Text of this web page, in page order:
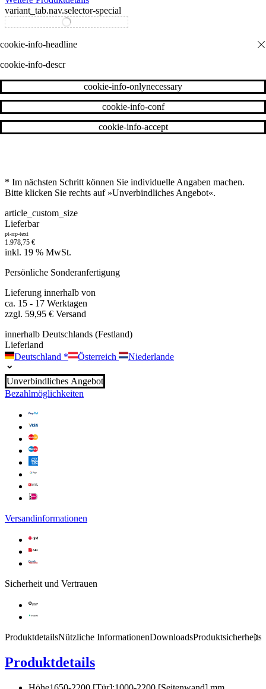
variant_tab.nav.selector-special
variant_tab.nav.selector-standard
* Im nächsten Schritt können Sie individuelle Angaben machen.
Bitte klicken Sie rechts auf »Unverbindliches Angebot«.
article_custom_size
Lieferbar
pt-rrp-text
1.978,75 €
inkl. 19 % MwSt.
Persönliche Sonderanfertigung
Lieferung innerhalb von
ca. 15 - 17 Werktagen
zzgl. 59,95 € Versand
innerhalb Deutschlands (Festland)
Lieferland
Deutschland * Österreich Niederlande
Unverbindliches Angebot
Bezahlmöglichkeiten
Versandinformationen
Sicherheit und Vertrauen
Produktdetails
Produktdetails
Nützliche InformationenDownloads
cookie-info-descr
cookie-info-accept
cookie-info-conf
cookie-info-onlynecessary